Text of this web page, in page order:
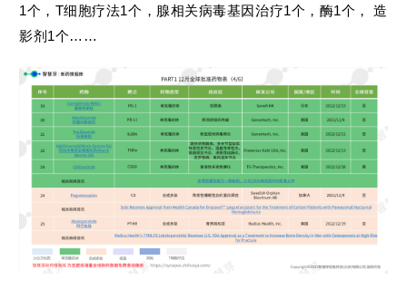
1个，T细胞疗法1个，腺相关病毒基因治疗1个，酶1个， 造
影剂1个……